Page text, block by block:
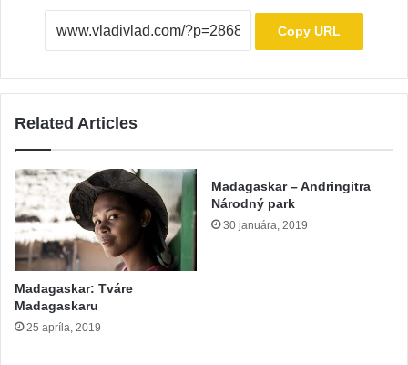
Copy URL
Related Articles
Madagaskar: Tváre
Madagaskaru
25 apríla, 2019
Madagaskar – Andringitra
Národný park
30 januára, 2019